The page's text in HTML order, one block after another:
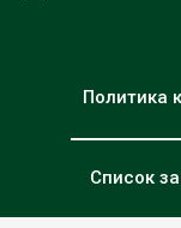
Политика
Список